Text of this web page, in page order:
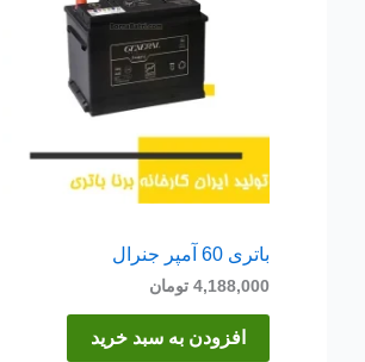
باتری 60 آمپر جنرال
4,188,000 تومان
افزودن به سبد خرید